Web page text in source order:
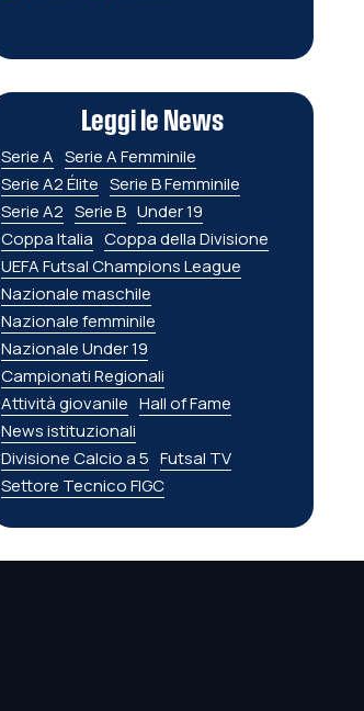
Leggi le News
Serie A Serie A Femminile
Serie A2 Élite Serie B Femminile
Serie A2 Serie B Under 19
Coppa Italia Coppa della Divisione
UEFA Futsal Champions League
Nazionale maschile
Nazionale femminile
Nazionale Under 19
Campionati Regionali
Attività giovanile Hall of Fame
News istituzionali
Divisione Calcio a 5 Futsal TV
Settore Tecnico FIGC